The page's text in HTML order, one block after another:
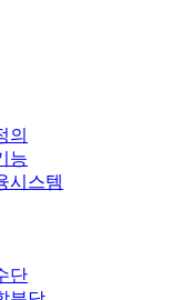
의
능
시스템
단